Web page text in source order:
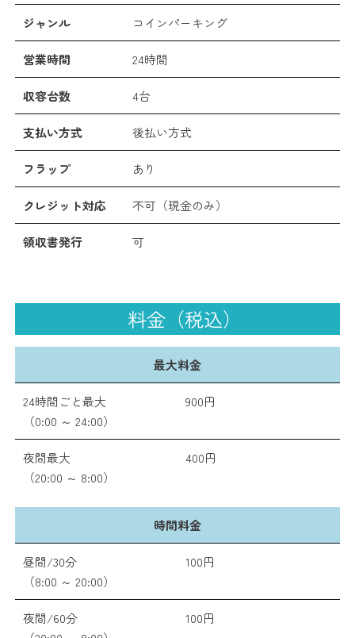
ジャンル コインパーキング
営業時間 24時間
収容台数 4台
支払い方式 後払い方式
フラップ あり
クレジット対応 不可（現金のみ）
領収書発行 可
料金（税込）
最大料金
24時間ごと最大
（0:00 ～ 24:00）
900円
夜間最大
（20:00 ～ 8:00）
400円
時間料金
昼間/30分
（8:00 ～ 20:00）
100円
夜間/60分
100円